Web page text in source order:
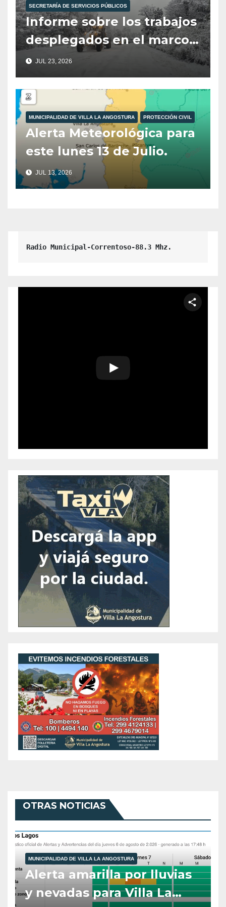
SECRETARÍA DE SERVICIOS PÚBLICOS
Informe sobre los trabajos
desplegados en el marco
del Operativo Invierno.
JUL 23, 2026
MUNICIPALIDAD DE VILLA LA ANGOSTURA PROTECCIÓN CIVIL
Alerta Meteorológica para
este lunes 13 de Julio.
JUL 13, 2026
Radio Municipal-Correntoso-88.3 Mhz.
OTRAS NOTICIAS
MUNICIPALIDAD DE VILLA LA ANGOSTURA
Alerta amarilla por lluvias
y nevadas para Villa La